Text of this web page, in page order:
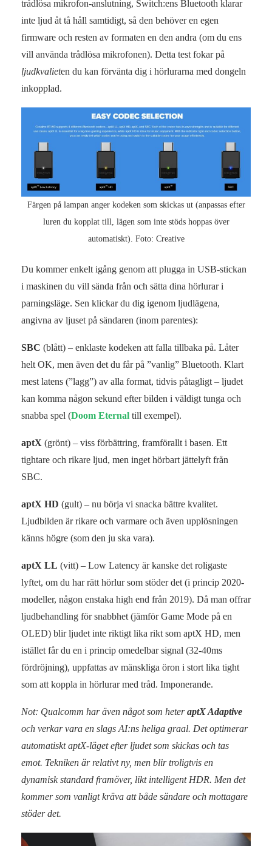
trådlösa mikrofon-anslutning, Switch:ens Bluetooth klarar
inte ljud åt tå håll samtidigt, så den behöver en egen
firmware och resten av formaten en den andra (om du ens
vill använda trådlösa mikrofonen). Detta test fokar på
ljudkvalieten du kan förvänta dig i hörlurarna med dongeln
inkopplad.
Färgen på lampan anger kodeken som skickas ut (anpassas efter
luren du kopplat till, lägen som inte stöds hoppas över
automatiskt). Foto: Creative
Du kommer enkelt igång genom att plugga in USB-stickan
i maskinen du vill sända från och sätta dina hörlurar i
parningsläge. Sen klickar du dig igenom ljudlägena,
angivna av ljuset på sändaren (inom parentes):
SBC (blått) – enklaste kodeken att falla tillbaka på. Låter
helt OK, men även det du får på ”vanlig” Bluetooth. Klart
mest latens (”lagg”) av alla format, tidvis påtagligt – ljudet
kan komma någon sekund efter bilden i väldigt tunga och
snabba spel (Doom Eternal till exempel).
aptX (grönt) – viss förbättring, framförallt i basen. Ett
tightare och rikare ljud, men inget hörbart jättelyft från
SBC.
aptX HD (gult) – nu börja vi snacka bättre kvalitet.
Ljudbilden är rikare och varmare och även upplösningen
känns högre (som den ju ska vara).
aptX LL (vitt) – Low Latency är kanske det roligaste
lyftet, om du har rätt hörlur som stöder det (i princip 2020-
modeller, någon enstaka high end från 2019). Då man offrar
ljudbehandling för snabbhet (jämför Game Mode på en
OLED) blir ljudet inte riktigt lika rikt som aptX HD, men
istället får du en i princip omedelbar signal (32-40ms
fördröjning), uppfattas av mänskliga öron i stort lika tight
som att koppla in hörlurar med tråd. Imponerande.
Not: Qualcomm har även något som heteraptX Adaptive
och verkar vara en slags AI:ns heliga graal. Det optimerar
automatiskt aptX-läget efter ljudet som skickas och tas
emot. Tekniken är relativt ny, men blir troligtvis en
dynamisk standard framöver, likt intelligent HDR. Men det
kommer som vanligt kräva att både sändare och mottagare
stöder det.